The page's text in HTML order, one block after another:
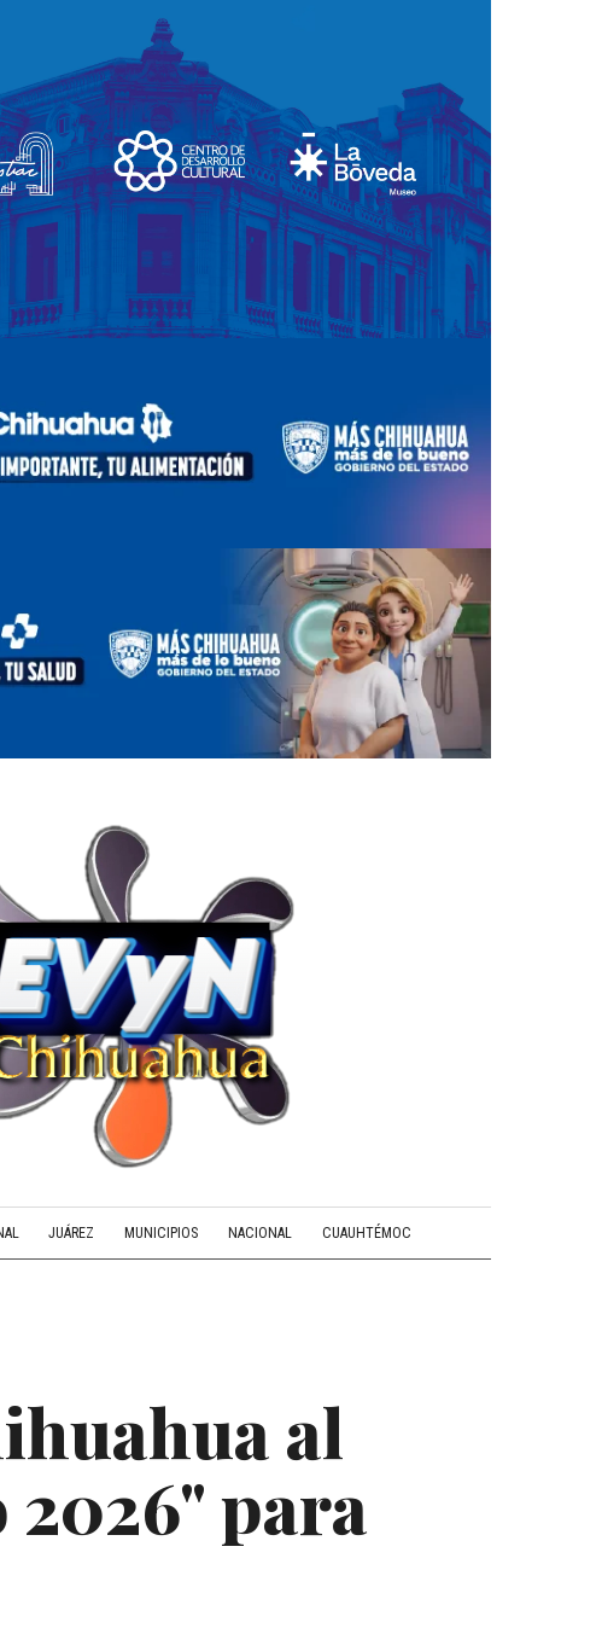
JUÁREZ MUNICIPIOS NACIONAL CUAUHTÉMOC
al
para